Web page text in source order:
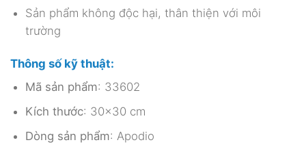
Sản phẩm không độc hại, thân thiện với môi
trường
Thông số kỹ thuật:
Mã sản phẩm: 33602
Kích thước: 30×30 cm
Dòng sản phẩm: Apodio